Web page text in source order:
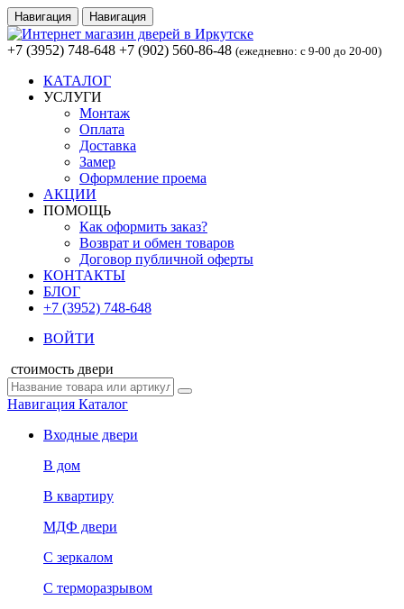
Навигация Навигация
+7 (3952) 748-648 +7 (902) 560-86-48 (ежедневно: с 9-00 до 20-00)
КАТАЛОГ
УСЛУГИ
Монтаж
Оплата
Доставка
Замер
Оформление проема
АКЦИИ
ПОМОЩЬ
Как оформить заказ?
Возврат и обмен товаров
Договор публичной оферты
КОНТАКТЫ
БЛОГ
+7 (3952) 748-648
ВОЙТИ
стоимость двери
Навигация Каталог
Входные двери
В дом
В квартиру
МДФ двери
С зеркалом
С терморазрывом